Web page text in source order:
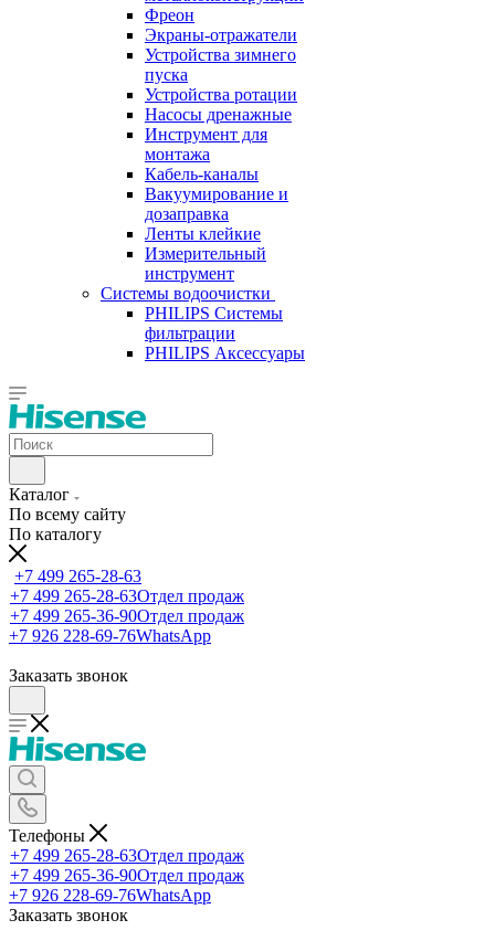
Фреон
Экраны-отражатели
Устройства зимнего
пуска
Устройства ротации
Насосы дренажные
Инструмент для
монтажа
Кабель-каналы
Вакуумирование и
дозаправка
Ленты клейкие
Измерительный
инструмент
Системы водоочистки
PHILIPS Системы
фильтрации
PHILIPS Аксессуары
Каталог
По всему сайту
По каталогу
+7 499 265-28-63
+7 499 265-28-63Отдел продаж
+7 499 265-36-90Отдел продаж
+7 926 228-69-76WhatsApp
Заказать звонок
Телефоны
+7 499 265-28-63Отдел продаж
+7 499 265-36-90Отдел продаж
+7 926 228-69-76WhatsApp
Заказать звонок